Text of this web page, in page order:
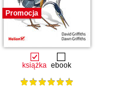
Promocja
książka ebook